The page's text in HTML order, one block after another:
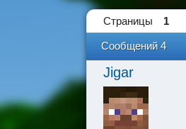
Страницы 1
Сообщений 4
Jigar